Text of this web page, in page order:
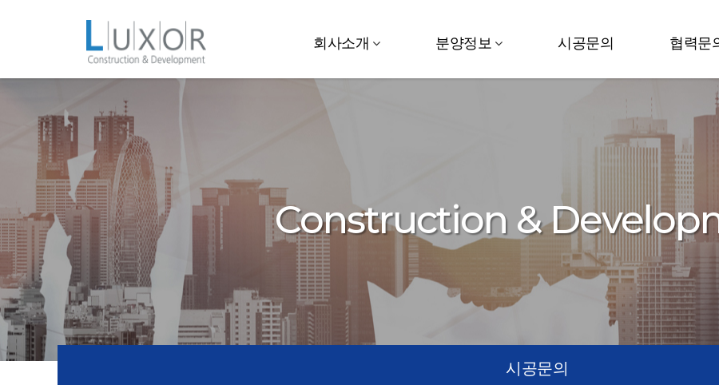
회사소개 분양정보 시공문의 협력문
Construction &
시공문의